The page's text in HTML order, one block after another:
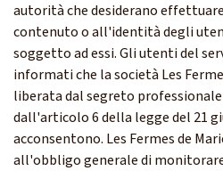
autorità che desiderano
contenuto o all'identità degli
soggetto ad essi. Gli utenti del
informati che la società Les
liberata dal segreto
dall'articolo 6 della legge del 21
acconsentono. Les Fermes de
all'obbligo generale di